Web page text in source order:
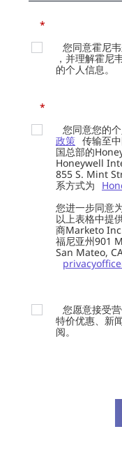
*
您同意霍尼
，并理解霍尼
的个人信息。
*
您同意您的
政策 传输至
国总部的
Honeywell
855 S. Mint
系方式为
您进一步同意
以上表格中提
商Marketo
福尼亚州901
San Mateo,
您愿意接受
特价优惠、新
阅。